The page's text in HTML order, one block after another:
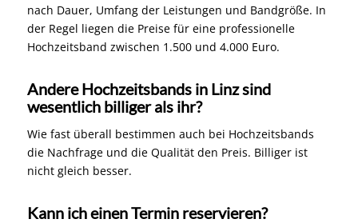
nach Dauer, Umfang der Leistungen und Bandgröße. In
der Regel liegen die Preise für eine professionelle
Hochzeitsband zwischen 1.500 und 4.000 Euro.
Andere Hochzeitsbands in Linz sind
wesentlich billiger als ihr?
Wie fast überall bestimmen auch bei Hochzeitsbands
die Nachfrage und die Qualität den Preis. Billiger ist
nicht gleich besser.
Kann ich einen Termin reservieren?